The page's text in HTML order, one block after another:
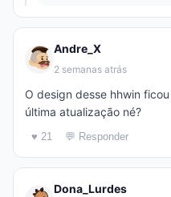
Andre_X
2 semanas atrás
O design desse hhwin
última atualização né?
♥ 21 💬 Responder
Dona_Lurdes